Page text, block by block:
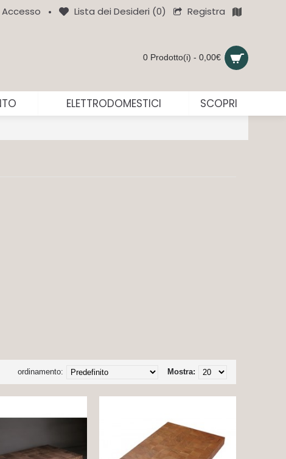
Accesso • Lista dei Desideri (0) Registra
0 Prodotto(i) - 0,00€
ELETTRODOMESTICI SCOPRI
Mostra:
ordinamento: